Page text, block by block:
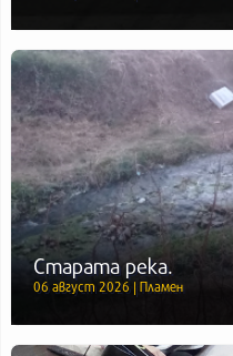
Старата река.
06 август 2026 | Пламен